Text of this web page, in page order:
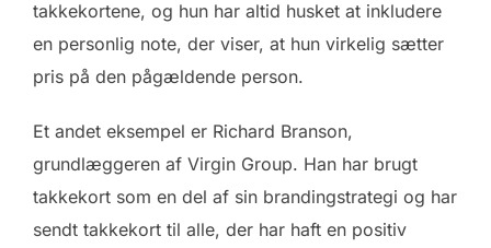
takkekortene, og hun har altid husket at inkludere
en personlig note, der viser, at hun virkelig sætter
pris på den pågældende person.
Et andet eksempel er Richard Branson,
grundlæggeren af Virgin Group. Han har brugt
takkekort som en del af sin brandingstrategi og har
sendt takkekort til alle, der har haft en positiv